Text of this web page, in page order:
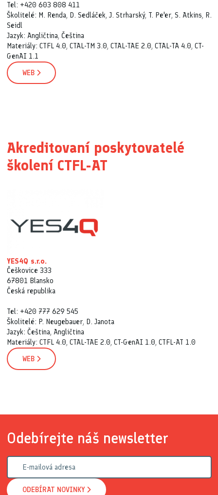
Tel: +420 603 808 411
Školitelé: M. Renda, D. Sedláček, J. Strharský, T. Pe'er, S. Atkins, R.
Seidl
Jazyk: Angličtina, Čeština
Materiály: CTFL 4.0, CTAL-TM 3.0, CTAL-TAE 2.0, CTAL-TA 4.0, CT-
GenAI 1.1
WEB
Akreditovaní poskytovatelé
školení CTFL-AT
YES4Q s.r.o.
Češkovice 333
67801 Blansko
Česká republika
Tel: +420 777 629 545
Školitelé: P. Neugebauer, D. Janota
Jazyk: Čeština, Angličtina
Materiály: CTFL 4.0, CTAL-TAE 2.0, CT-GenAI 1.0, CTFL-AT 1.0
WEB
Odebírejte náš newsletter
ODEBÍRAT NOVINKY